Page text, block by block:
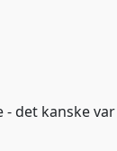
det kanske